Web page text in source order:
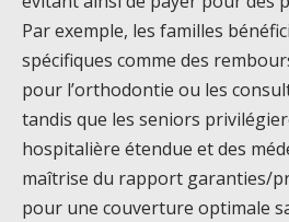
Par exemple, les familles
spécifiques comme des
pour l’orthodontie ou les
tandis que les seniors
hospitalière étendue et des
maîtrise du rapport garanties/
pour une couverture optimale